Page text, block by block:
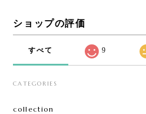
ショップの評価
すべて 9
CATEGORIES
collection